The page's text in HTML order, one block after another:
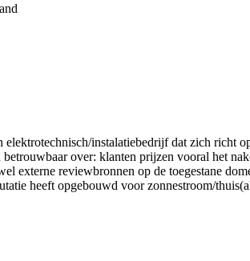
instalatiebedrijf dat zich richt
over: klanten prijzen vooral het
externe reviewbronnen op de toegestane
heeft opgebouwd voor zonnestroom/